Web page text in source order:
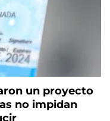
un proyecto
no impidan